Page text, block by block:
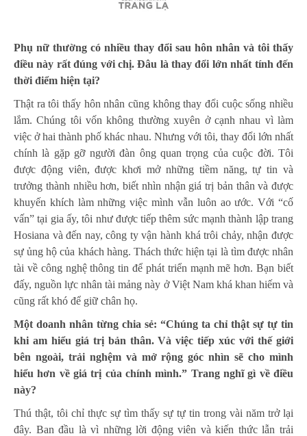
Phụ nữ thường có nhiều thay đổi sau hôn nhân và tôi thấy
điều này rất đúng với chị. Đâu là thay đổi lớn nhất tính đến
thời điểm hiện tại?
Thật ra tôi thấy hôn nhân cũng không thay đổi cuộc sống nhiều
lắm. Chúng tôi vốn không thường xuyên ở cạnh nhau vì làm
việc ở hai thành phố khác nhau. Nhưng với tôi, thay đổi lớn nhất
chính là gặp gỡ người đàn ông quan trọng của cuộc đời. Tôi
được động viên, được khơi mở những tiềm năng, tự tin và
trưởng thành nhiều hơn, biết nhìn nhận giá trị bản thân và được
khuyến khích làm những việc mình vẫn luôn ao ước. Với “cố
vấn” tại gia ấy, tôi như được tiếp thêm sức mạnh thành lập trang
Hosiana và đến nay, công ty vận hành khá trôi chảy, nhận được
sự ủng hộ của khách hàng. Thách thức hiện tại là tìm được nhân
tài về công nghệ thông tin để phát triển mạnh mẽ hơn. Bạn biết
đấy, nguồn lực nhân tài mảng này ở Việt Nam khá khan hiếm và
cũng rất khó để giữ chân họ.
Một doanh nhân từng chia sẻ: “Chúng ta chỉ thật sự tự tin
khi am hiểu giá trị bản thân. Và việc tiếp xúc với thế giới
bên ngoài, trải nghệm và mở rộng góc nhìn sẽ cho mình
hiểu hơn về giá trị của chính mình.” Trang nghĩ gì về điều
này?
Thú thật, tôi chỉ thực sự tìm thấy sự tự tin trong vài năm trở lại
đây. Ban đầu là vì những lời động viên và kiến thức lẫn trải